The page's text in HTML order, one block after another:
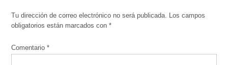
Tu dirección de correo electrónico no será publicada. Los campos
obligatorios están marcados con*
Comentario*